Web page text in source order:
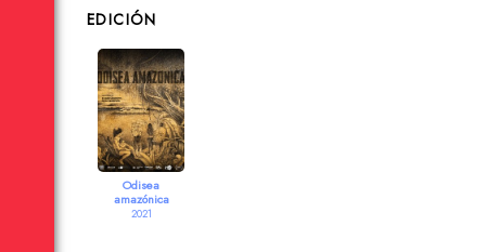
EDICIÓN
Odisea
amazónica
2021